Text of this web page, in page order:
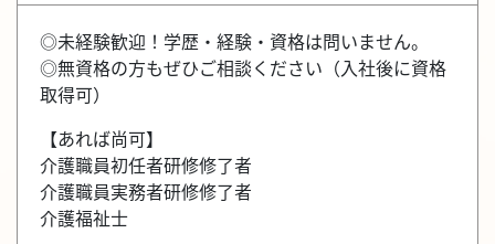
◎未経験歓迎！学歴・経験・資格は問いません。
◎無資格の方もぜひご相談ください（入社後に資格
取得可）
【あれば尚可】
介護職員初任者研修修了者
介護職員実務者研修修了者
介護福祉士